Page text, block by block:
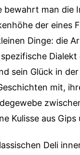
bewahrt man die
der eines
Dinge: die
sein Glück in
mit,
Kulisse aus Gips
Deli